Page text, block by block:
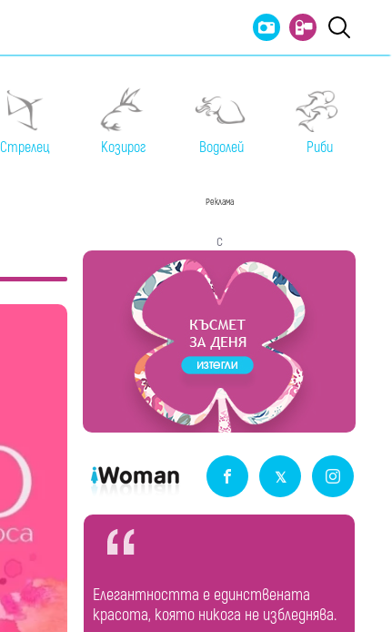
Стрелец Козирог Водолей Риби
Реклама
с
Елегантността е единствената
красота, която никога не избледнява.